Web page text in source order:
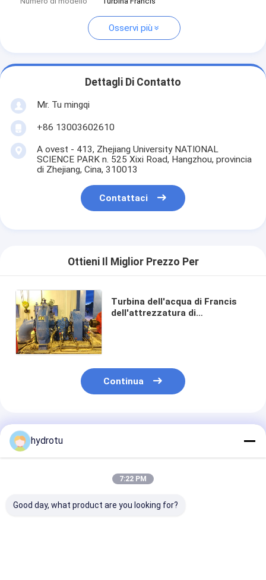
Osservi più
Dettagli Di Contatto
Mr. Tu mingqi
+86 13003602610
A ovest - 413, Zhejiang University NATIONAL
SCIENCE PARK n. 525 Xixi Road, Hangzhou, provincia
di Zhejiang, Cina, 310013
Contattaci
Ottieni Il Miglior Prezzo Per
Turbina dell'acqua di Francis
dell'attrezzatura di
Continua
Prodotti Raccomandati
hydrotu
7:22 PM
Good day, what product are you looking for?